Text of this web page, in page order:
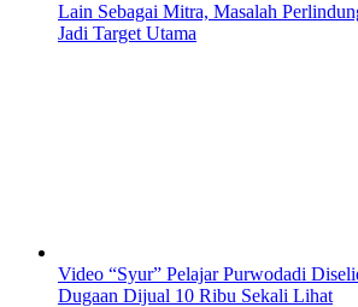
Lain Sebagai Mitra, Masalah
Jadi Target Utama
Video “Syur” Pelajar Purwodadi
Dugaan Dijual 10 Ribu Sekali Lihat